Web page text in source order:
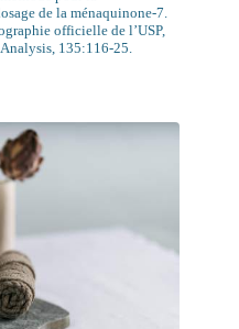
de la ménaquinone-7.
officielle de l’USP,
135:116-25.